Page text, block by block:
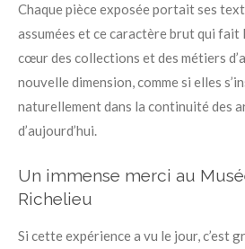
Chaque pièce exposée portait ses
assumées et ce caractère brut qui fait
cœur des collections et des métiers
nouvelle dimension, comme si elles
naturellement dans la continuité des
d’aujourd’hui.
Un immense merci au
Richelieu
Si cette expérience a vu le jour, c’est